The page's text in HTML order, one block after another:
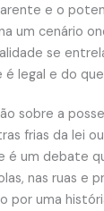
e o
um cenário
se
legal e do
sobre a
frias da lei
é um debate
nas ruas e
por uma